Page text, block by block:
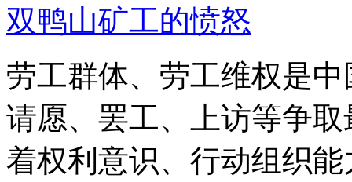
双鸭山矿工的愤怒
劳工群体、劳工维权是
请愿、罢工、上访等争
着权利意识、行动组织